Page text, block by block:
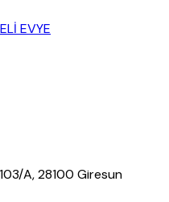
EVYE
A, 28100 Giresun